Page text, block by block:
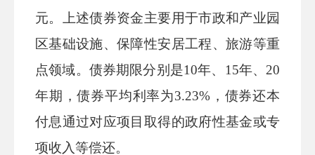
元。上述债券资金主要用于市政和产业园
区基础设施、保障性安居工程、旅游等重
点领域。债券期限分别是10年、 15年、 20
年期，债券平均利率为3.23% ，债券还本
付息通过对应项目取得的政府性基金或专
项收入等偿还。